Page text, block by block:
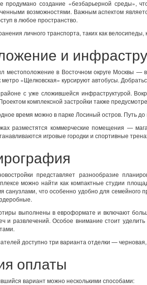
продумано создание «безбарьерной среды»,
возможностями. Важным аспектом
в любое пространство.
личного транспорта, таких как
и
местоположение в Восточном округе Москвы —
метро «Щелковская» курсируют автобусы.
с уже сложившейся инфраструктурой.
комплексной застройки также
время можно в парке Лосиный остров. Путь
разместятся коммерческие помещения —
игровые городки и спортивные
представляет разнообразие
можно найти как компактные студии
санузлами, что особенно удобно для
выполнены в евроформате и включают
и развлечений. Особое внимание стоит
доступно три варианта отделки —
оплаты
вариант можно несколькими способами: